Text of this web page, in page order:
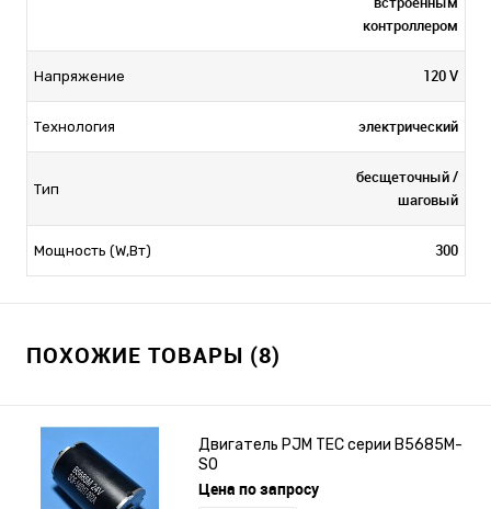
контроллером
Напряжение 120 V
Технология электрический
Тип
бесщеточный /
шаговый
Мощность (W,Вт) 300
ПОХОЖИЕ ТОВАРЫ (8)
Двигатель PJM TEC серии B5685M-
S0
Цена по запросу